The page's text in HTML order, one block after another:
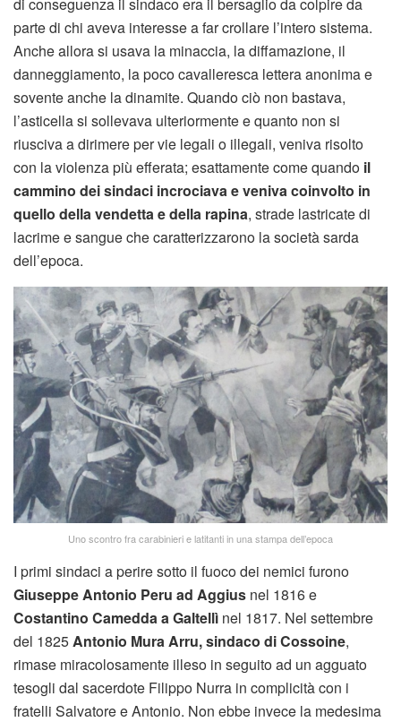
parte di chi aveva interesse a far crollare l’intero sistema.
Anche allora si usava la minaccia, la diffamazione, il
danneggiamento, la poco cavalleresca lettera anonima e
sovente anche la dinamite. Quando ciò non bastava,
l’asticella si sollevava ulteriormente e quanto non si
riusciva a dirimere per vie legali o illegali, veniva risolto
con la violenza più efferata; esattamente come quando il
cammino dei sindaci incrociava e veniva coinvolto in
quello della vendetta e della rapina, strade lastricate di
lacrime e sangue che caratterizzarono la società sarda
dell’epoca.
Uno scontro fra carabinieri e latitanti in una stampa dell’epoca
I primi sindaci a perire sotto il fuoco dei nemici furono
Giuseppe Antonio Peru ad Aggius nel 1816 e
Costantino Camedda a Galtellì nel 1817. Nel settembre
del 1825Antonio Mura Arru, sindaco di Cossoine,
rimase miracolosamente illeso in seguito ad un agguato
tesogli dal sacerdote Filippo Nurra in complicità con i
fratelli Salvatore e Antonio. Non ebbe invece la medesima